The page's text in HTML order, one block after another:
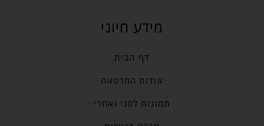
מידע חיוני
דף הבית
אודות המרפאה
תמונות לפני ואחרי